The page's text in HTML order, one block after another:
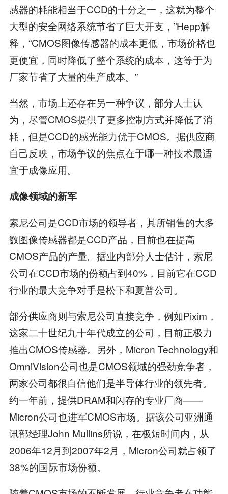
感器的耗能相当于CCD的十分之一，这就为整个
大型的安全网络系统节省了巨大开支，”Hepp解
释，“CMOS图像传感器的成本更低，市场价格也
更便宜，同时降低了整个系统的成本，这等于为
厂家节省了大量的生产成本。”
当然，市场上还存在另一种争议，部分人士认
为，尽管CMOS提供了更多控制方式并降低了消
耗，但是CCD的感光能力优于CMOS。据供应商
自己反映，市场争议的焦点在于哪一种技术最适
宜于成像应用。
成像领域的新军
索尼公司是CCD市场的领导者，其所销售的大多
数图像传感器都是CCD产品，目前也在提高
CMOS产品的产量。据业内部分人士估计，索尼
公司在CCD市场的份额占到40%，目前它在CCD
行业的最大竞争对手是松下和夏普公司。
部分供应商则与索尼公司直接竞争，例如Pixim，
这家二十世纪九十年代成立的公司，目前正极力
推出CMOS传感器。另外，Micron Technology和
OmniVision公司也是CMOS领域的强劲竞争者，
两家公司都很自信他们是半导体行业的领先者。
约一年前，提供DRAM和闪存的专业厂商——
Micron公司也进军CMOS市场。据该公司亚洲通
讯部经理John Mullins所说，在极短时间内，从
2006年12月到2007年2月，Micron公司就占领了
38%的国际市场份额。